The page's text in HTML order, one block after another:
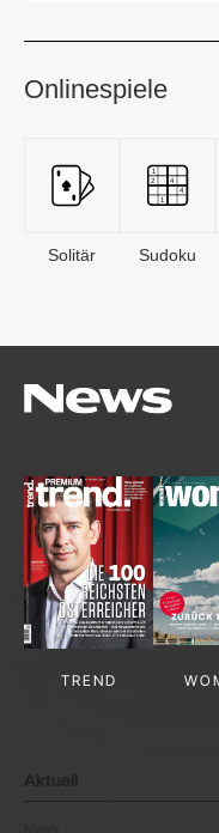
Onlinespiele
Solitär Sudoku
TREND